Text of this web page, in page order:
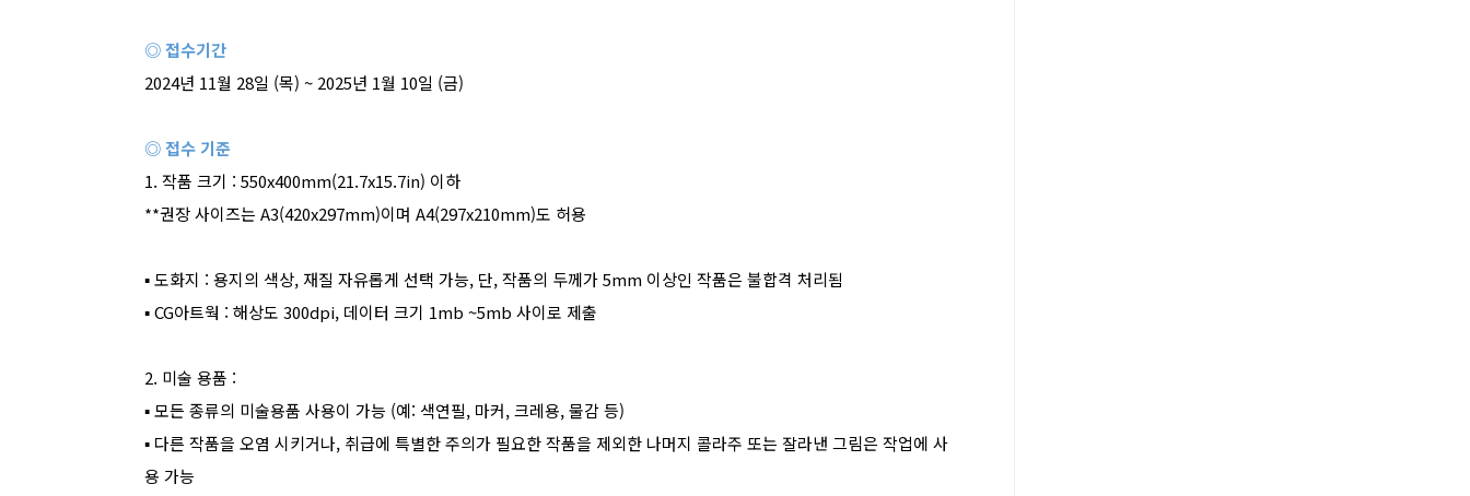
◎ 접수기간
2024년 11월 28일 (목) ~ 2025년 1월 10일 (금)
◎ 접수 기준
1. 작품 크기 : 550x400mm(21.7x15.7in) 이하
**권장 사이즈는 A3(420x297mm)이며 A4(297x210mm)도 허용
▪도화지 : 용지의 색상, 재질 자유롭게 선택 가능, 단,작품의 두께가5mm 이상인 작품은 불합격 처리됨
▪CG아트웍 : 해상도 300dpi, 데이터 크기 1mb ~5mb 사이로 제출
2. 미술 용품 :
▪모든 종류의 미술용품 사용이 가능 (예: 색연필, 마커,크레용,물감 등)
▪ 다른 작품을 오염 시키거나, 취급에 특별한 주의가 필요한 작품을 제외한 나머지 콜라주 또는 잘라낸 그림은 작업에 사
용 가능